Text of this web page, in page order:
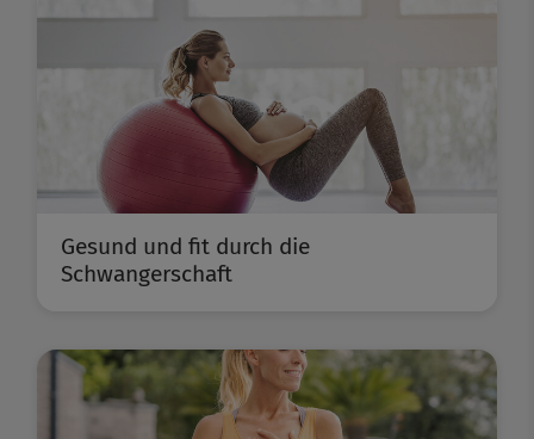
Gesund und fit durch die
Schwangerschaft